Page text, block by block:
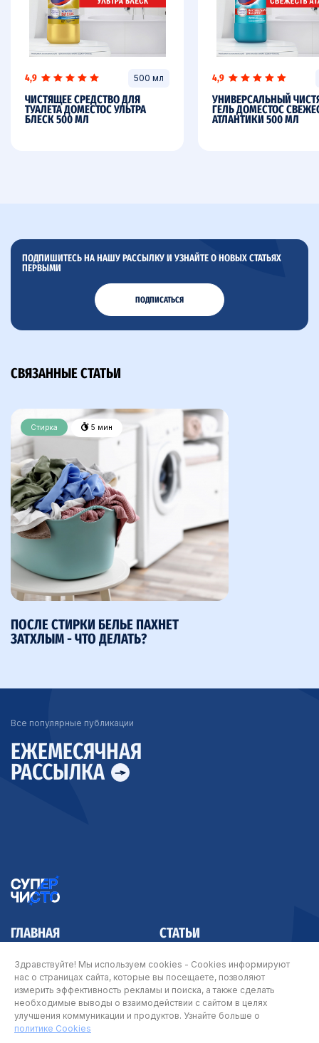
4,9 500 мл
ЧИСТЯЩЕЕ СРЕДСТВО ДЛЯ
ТУАЛЕТА ДОМЕСТОС УЛЬТРА
БЛЕСК 500 МЛ
4,9
УНИВЕРСАЛЬНЫЙ
ГЕЛЬ ДОМЕСТОС
АТЛАНТИКИ 500 МЛ
ПОДПИШИТЕСЬ НА НАШУ РАССЫЛКУ И УЗНАЙТЕ О НОВЫХ СТАТЬЯХ
ПЕРВЫМИ
ПОДПИСАТЬСЯ
СВЯЗАННЫЕ СТАТЬИ
Стирка 5 мин
ПОСЛЕ СТИРКИ БЕЛЬЕ ПАХНЕТ
ЗАТХЛЫМ - ЧТО ДЕЛАТЬ?
Все популярные публикации
ЕЖЕМЕСЯЧНАЯ
РАССЫЛКА
ГЛАВНАЯ
СТАТЬИ
КОНТАКТЫ
© Арнест ЮниРусь 2026
Здравствуйте! Мы используем cookies - Cookies информируют
нас о страницах сайта, которые вы посещаете, позволяют
измерить эффективность рекламы и поиска, а также сделать
необходимые выводы о взаимодействии с сайтом в целях
улучшения коммуникации и продуктов. Узнайте больше о
политике Cookies